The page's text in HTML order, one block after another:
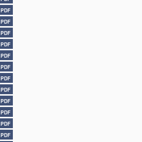
PDF
PDF
PDF
PDF
PDF
PDF
PDF
PDF
PDF
PDF
PDF
PDF